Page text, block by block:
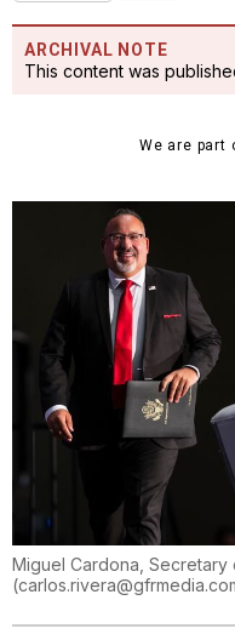
ARCHIVAL NOTE
This content was
We are part
Miguel Cardona, Secretary
(